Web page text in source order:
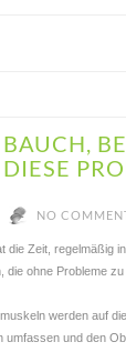
BAUCH,
DIESE
NO
die Zeit, regelmäßig
die ohne Probleme
werden auf
umfassen und den